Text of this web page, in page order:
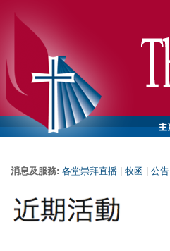
消息及服務: 各堂崇拜直播 牧函 公告